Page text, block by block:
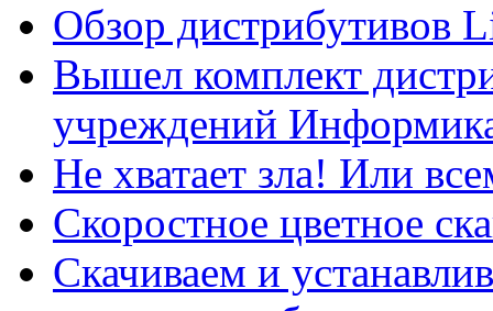
Обзор дистрибутивов
Вышел комплект
учреждений
Не хватает зла! Или
Скоростное цветное
Скачиваем и